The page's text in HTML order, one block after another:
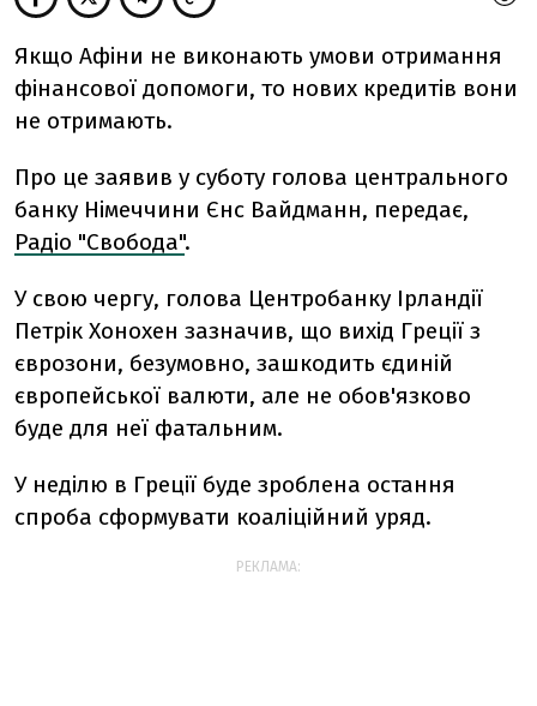
Якщо Афіни не виконають умови отримання
фінансової допомоги, то нових кредитів вони
не отримають.
Про це заявив у суботу голова центрального
банку Німеччини Єнс Вайдманн, передає,
Радіо "Свобода".
У свою чергу, голова Центробанку Ірландії
Петрік Хонохен зазначив, що вихід Греції з
єврозони, безумовно, зашкодить єдиній
європейської валюти, але не обов'язково
буде для неї фатальним.
У неділю в Греції буде зроблена остання
спроба сформувати коаліційний уряд.
РЕКЛАМА: